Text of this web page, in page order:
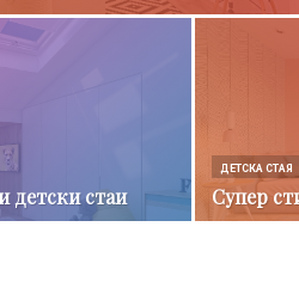
детски стаи
ДЕТСКА СТАЯ
Супер